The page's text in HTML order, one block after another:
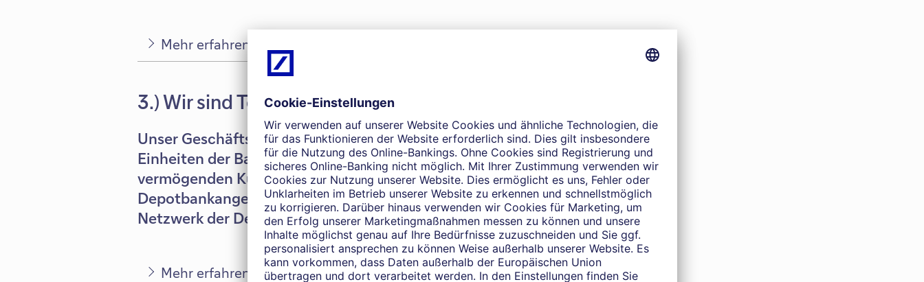
Mehr erfahren
3.) Wir sind Teil der globalen Hausbank.
Unser Geschäftsbereich agiert segregiert von anderen
Einheiten der Bank und ist im Hauptgeschäft mit
vermögenden Kundinnen und Kunden verankert. Über das
Depotbankangebot hinaus bieten wir Ihnen Zugang zum
Netzwerk der Deutschen Bank.
Mehr erfahren